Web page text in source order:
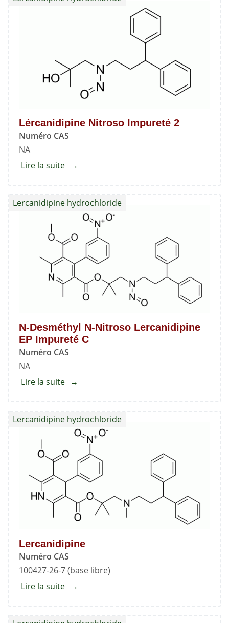
Lércanidipine Nitroso Impureté 2
Numéro CAS
NA
Lire la suite about
Impureté
N-Desméthyl N-Nitroso Lercanidipine
EP Impureté C
Numéro CAS
NA
Lercanidipine hydrochloride
Lire la suite about
N-
Nitroso
Lercanidipine
Impureté
Lercanidipine
Numéro CAS
100427-26-7 (base libre)
Lercanidipine hydrochloride
Lire la suite about